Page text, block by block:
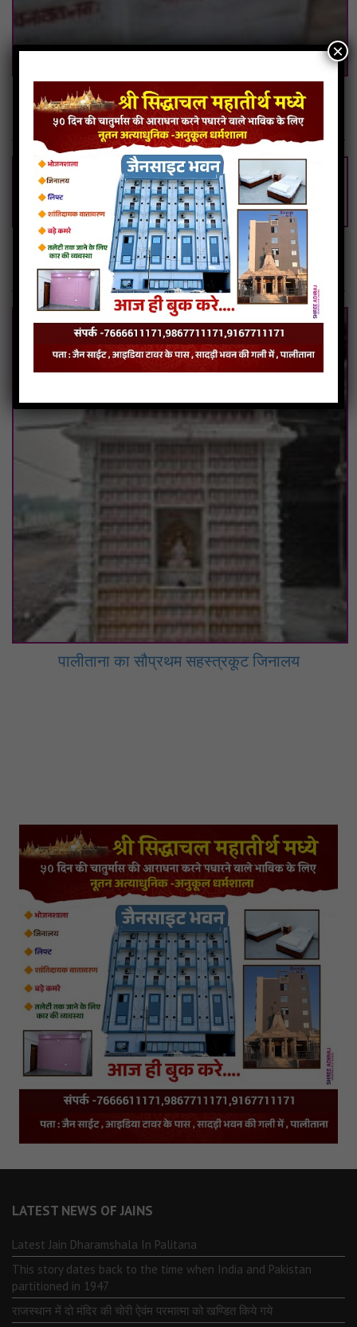
राजस्थान में दो मंदिर की चोरी ऐवंम परमात्मा को खण्डित किये
गये
सिद्धाचल मध्ये जैन साइट भुवन पालीताना अनेक सुविधा से
सुशोभित तीर्थ.
पालीताना का सौप्रथम सहस्त्रकूट जिनालय
LATEST NEWS OF JAINS
Latest Jain Dharamshala In Palitana
This story dates back to the time when India and Pakistan
partitioned in 1947
राजस्थान में दो मंदिर की चोरी ऐवंम परमात्मा को खण्डित किये गये
×